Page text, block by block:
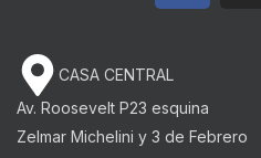
CASA CENTRAL
Av. Roosevelt P23 esquina
Zelmar Michelini y 3 de Febrero​